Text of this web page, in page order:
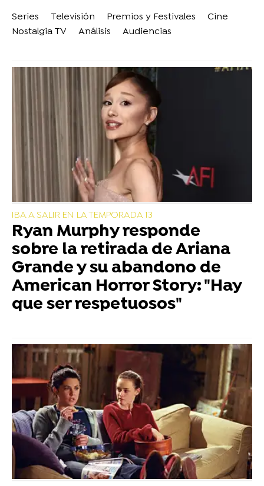
Series Televisión Premios y Festivales
Cine
Nostalgia TV
Análisis Audiencias
IBA A SALIR EN LA TEMPORADA 13
Ryan Murphy responde
sobre la retirada de Ariana
Grande y su abandono de
American Horror Story: "Hay
que ser respetuosos"